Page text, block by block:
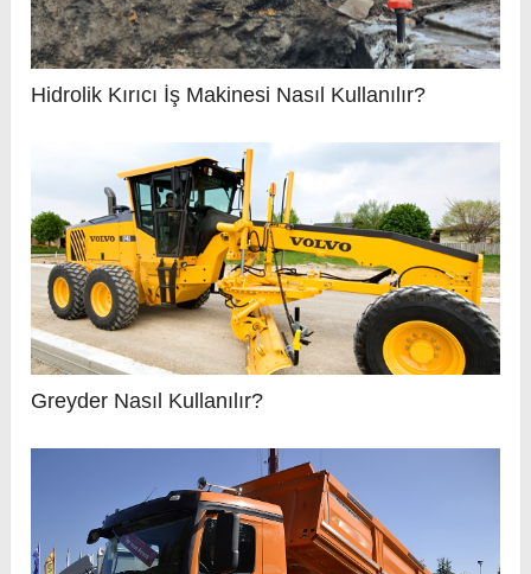
Hidrolik Kırıcı İş Makinesi Nasıl Kullanılır?
Greyder Nasıl Kullanılır?